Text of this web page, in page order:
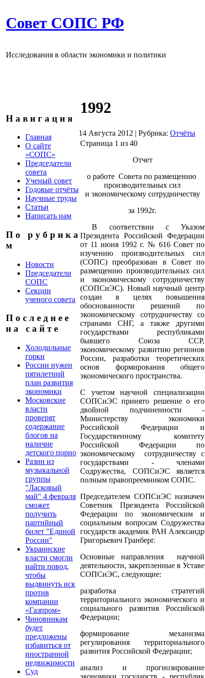
Совет СОПС РФ
Исследования в области экономики и политики
Н а в и г а ц и я
Главная
О сайте
«СОПС»
Председатели
совета
Ученый совет
Годовые отчёты
Научные труды
Статьи
Написать нам
П о р у б р и к а
м
Новости
Председатели
СОПС
Секции
ученого совета
П о с л е д н е е
н а с а й т е
Холодильные
горки
России нужен
пятилетний
план развития
экономики
Московские
власти
проверят
содержание
блогов на
наличие
детского порно
Разин из
музыкальной
группы
"Ласковый
май" 4 февраля
сможет
получить
партийный
билет "Единой
России"
Украинские
власти смогли
найти повод,
чтобы
выдвинуть иск
против
компании
«Газпром»
Чиновникам
будет
предложены
избавиться от
иностранной
недвижимости
Суд
1992
14 Августа 2012 | Рубрика: Отчёты
Страница 1 из 40
Отчет
о работе Cовета по размещению
производительных сил
и экономическому сотрудничеству
за 1992г.
В соответствии с Указом
Президента Российской Федерации
от 11 июня 1992 г. № 616 Совет по
изучению производительных сил
(СОПС) преобразован в Совет по
размещению производительных сил
и экономическому сотрудничеству
(СОПСиЭС). Новый научный центр
создан в целях повышения
обоснованности решений по
экономическому сотрудничеству со
странами СНГ, а также другими
государствами республиками
бывшего Союза ССР,
экономическому развитию регионов
России, разработки теоретических
основ формирования общего
экономического пространства.
С учетом научной специализации
СОПСиЭС принято решение о его
двойной подчиненности -
Министерству экономики
Российской Федерации и
Государственному комитету
Российской Федерации по
экономическому сотрудничеству с
государствами - членами
Содружества, СОПСиЭС является
полным правопреемником СОПС.
Председателем СОПСиЭС назначен
Советник Президента Российской
Федерации по экономическим и
социальным вопросам Содружества
государств академик РАН Александр
Григорьевич Гранберг.
Основные направления научной
деятельности, закрепленные в Уставе
СОПСиЭС, следующие:
разработка стратегий
территориального экономического и
социального развития Российской
Федерации;
формирование механизма
регулирования территориального
развития Российской Федерации;
анализ и прогнозирование
экономики государств - республик